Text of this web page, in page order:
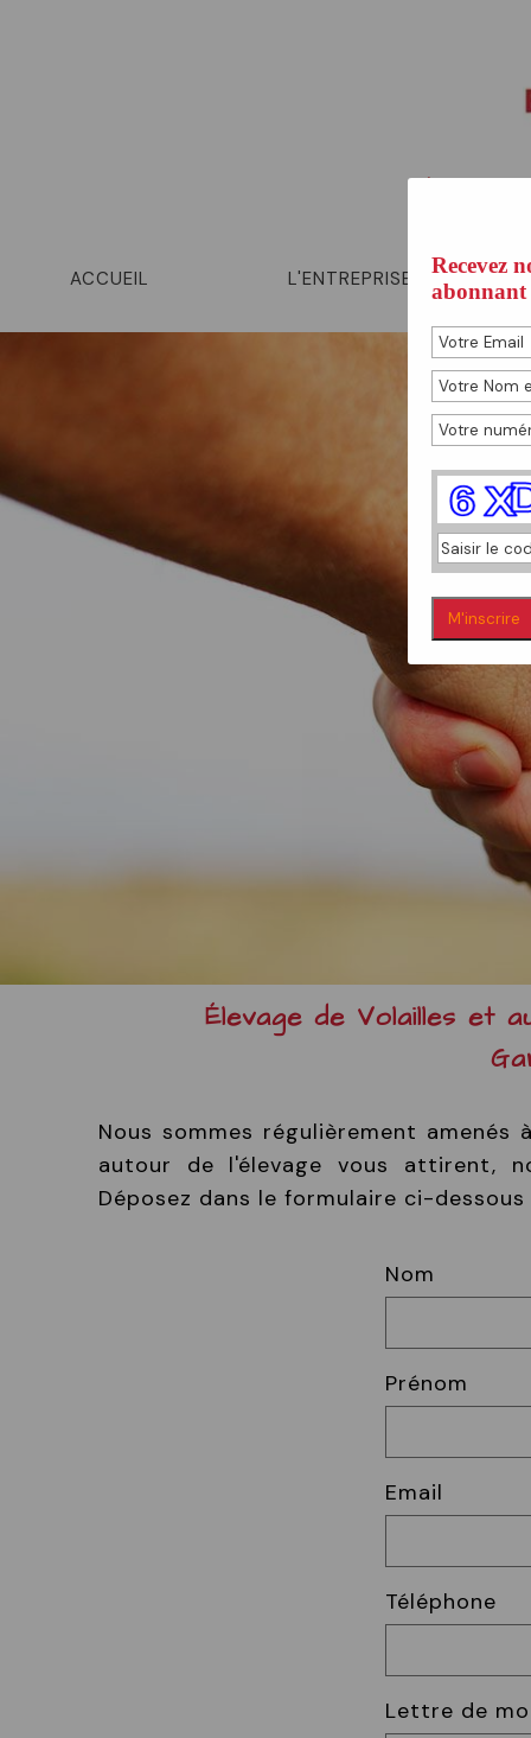
Recevez
abonnant
ACCUEIL L'ENTREPRISE
Élevage de Volailles et
Nous sommes régulièrement
autour de l'élevage vous attirent,
Déposez dans le formulaire ci-
Nom
Prénom
Email
Téléphone
Lettre de